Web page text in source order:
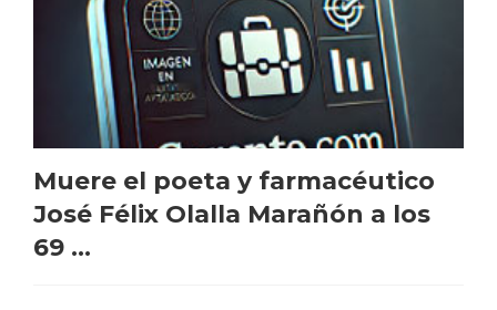
Muere el poeta y farmacéutico
José Félix Olalla Marañón a los
69 ...